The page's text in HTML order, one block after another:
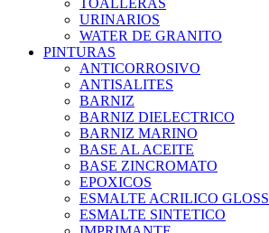
TOALLERAS
URINARIOS
WATER DE GRANITO
PINTURAS
ANTICORROSIVO
ANTISALITES
BARNIZ
BARNIZ DIELECTRICO
BARNIZ MARINO
BASE AL ACEITE
BASE ZINCROMATO
EPOXICOS
ESMALTE ACRILICO GLOSS
ESMALTE SINTETICO